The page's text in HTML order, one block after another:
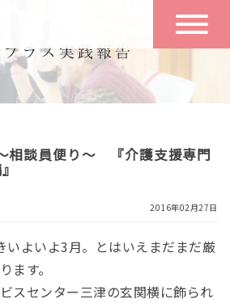
一日の流れ
空き状況
リクルート
相談員便り～ 『介護支援専門
2016年02月27日
いよいよ3月。とはいえまだまだ厳
ます。
スセンター三津の玄関横に飾られ